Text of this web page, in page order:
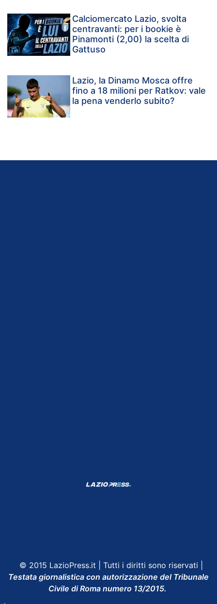
Calciomercato Lazio, svolta
centravanti: per i bookie è
Pinamonti (2,00) la scelta di
Gattuso
Lazio, la Dinamo Mosca offre
fino a 18 milioni per Ratkov: vale
la pena venderlo subito?
© 2015 LazioPress.it | Tutti i diritti sono riservati |
Testata giornalistica con autorizzazione del Tribunale
Civile di Roma numero 13/2015.